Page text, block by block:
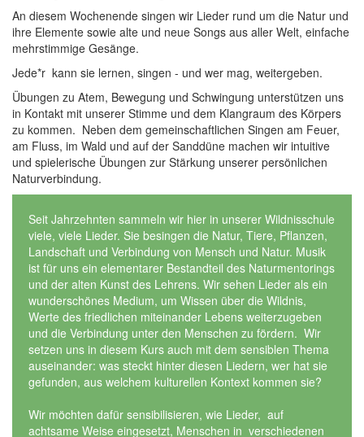
An diesem Wochenende singen wir Lieder rund um die Natur und
ihre Elemente sowie alte und neue Songs aus aller Welt, einfache
mehrstimmige Gesänge.
Jede*r kann sie lernen, singen - und wer mag, weitergeben.
Übungen zu Atem, Bewegung und Schwingung unterstützen uns
in Kontakt mit unserer Stimme und dem Klangraum des Körpers
zu kommen. Neben dem gemeinschaftlichen Singen am Feuer,
am Fluss, im Wald und auf der Sanddüne machen wir intuitive
und spielerische Übungen zur Stärkung unserer persönlichen
Naturverbindung.
Seit Jahrzehnten sammeln wir hier in unserer Wildnisschule
viele, viele Lieder. Sie besingen die Natur, Tiere, Pflanzen,
Landschaft und Verbindung von Mensch und Natur. Musik
ist für uns ein elementarer Bestandteil des Naturmentorings
und der alten Kunst des Lehrens. Wir sehen Lieder als ein
wunderschönes Medium, um Wissen über die Wildnis,
Werte des friedlichen miteinander Lebens weiterzugeben
und die Verbindung unter den Menschen zu fördern. Wir
setzen uns in diesem Kurs auch mit dem sensiblen Thema
auseinander: was steckt hinter diesen Liedern, wer hat sie
gefunden, aus welchem kulturellen Kontext kommen sie?
Wir möchten dafür sensibilisieren, wie Lieder, auf
achtsame Weise eingesetzt, Menschen in verschiedenen